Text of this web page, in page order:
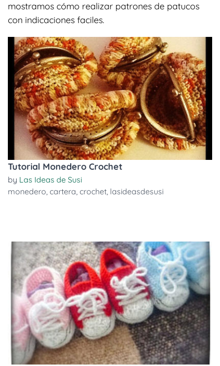
mostramos cómo realizar patrones de patucos
con indicaciones faciles.
Tutorial Monedero Crochet
by Las Ideas de Susi
monedero, cartera, crochet, lasideasdesusi